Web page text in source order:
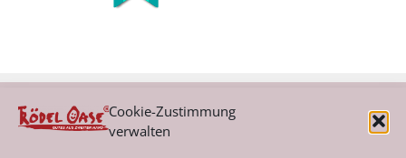
Cookie-Zustimmung
verwalten